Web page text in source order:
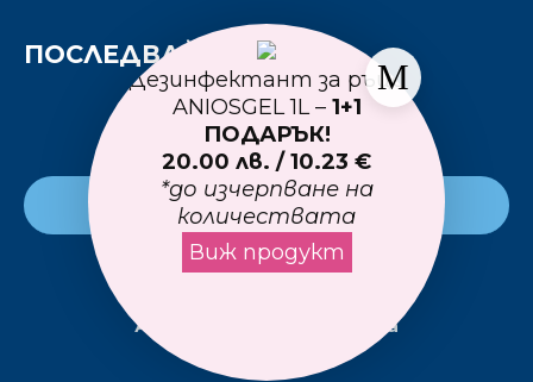
Дезинфектант за ръце
ANIOSGEL 1L – 1+1
ПОДАРЪК!
20.00 лв. / 10.23 €
*до изчерпване на
количествата
Виж продукт
ПОСЛЕДВАЙТЕ НИ
Към основния сайт
АГАРТА
Alpha